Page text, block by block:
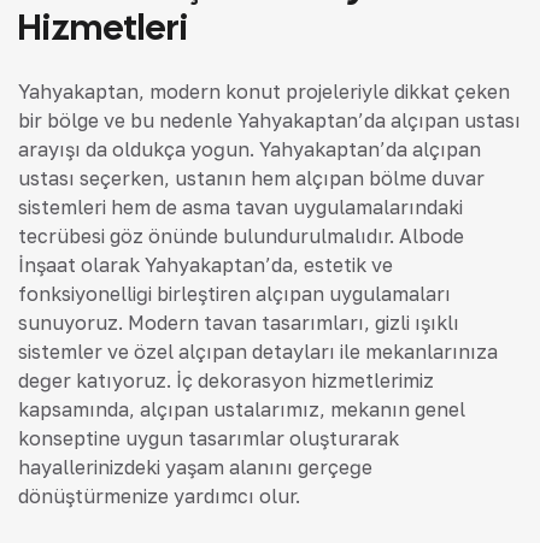
Hizmetleri
Yahyakaptan, modern konut projeleriyle dikkat çeken
bir bölge ve bu nedenle Yahyakaptan’da alçıpan ustası
arayışı da oldukça yoğun. Yahyakaptan’da alçıpan
ustası seçerken, ustanın hem alçıpan bölme duvar
sistemleri hem de asma tavan uygulamalarındaki
tecrübesi göz önünde bulundurulmalıdır. Albode
İnşaat olarak Yahyakaptan’da, estetik ve
fonksiyonelliği birleştiren alçıpan uygulamaları
sunuyoruz. Modern tavan tasarımları, gizli ışıklı
sistemler ve özel alçıpan detayları ile mekanlarınıza
değer katıyoruz. İç dekorasyon hizmetlerimiz
kapsamında, alçıpan ustalarımız, mekanın genel
konseptine uygun tasarımlar oluşturarak
hayallerinizdeki yaşam alanını gerçeğe
dönüştürmenize yardımcı olur.